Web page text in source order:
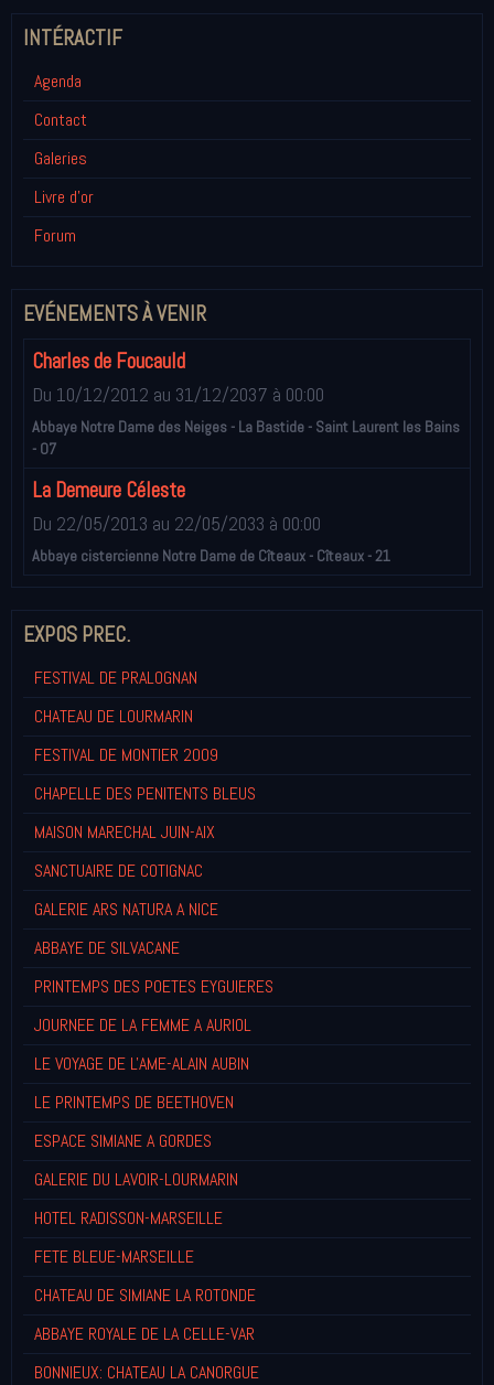
INTÉRACTIF
Agenda
Contact
Galeries
Livre d'or
Forum
EVÉNEMENTS À VENIR
Charles de Foucauld
Du 10/12/2012 au 31/12/2037 à 00:00
Abbaye Notre Dame des Neiges - La Bastide - Saint Laurent les Bains
- 07
La Demeure Céleste
Du 22/05/2013 au 22/05/2033 à 00:00
Abbaye cistercienne Notre Dame de Cîteaux - Cîteaux - 21
EXPOS PREC.
FESTIVAL DE PRALOGNAN
CHATEAU DE LOURMARIN
FESTIVAL DE MONTIER 2009
CHAPELLE DES PENITENTS BLEUS
MAISON MARECHAL JUIN-AIX
SANCTUAIRE DE COTIGNAC
GALERIE ARS NATURA A NICE
ABBAYE DE SILVACANE
PRINTEMPS DES POETES EYGUIERES
JOURNEE DE LA FEMME A AURIOL
LE VOYAGE DE L'AME-ALAIN AUBIN
LE PRINTEMPS DE BEETHOVEN
ESPACE SIMIANE A GORDES
GALERIE DU LAVOIR-LOURMARIN
HOTEL RADISSON-MARSEILLE
FETE BLEUE-MARSEILLE
CHATEAU DE SIMIANE LA ROTONDE
ABBAYE ROYALE DE LA CELLE-VAR
BONNIEUX: CHATEAU LA CANORGUE